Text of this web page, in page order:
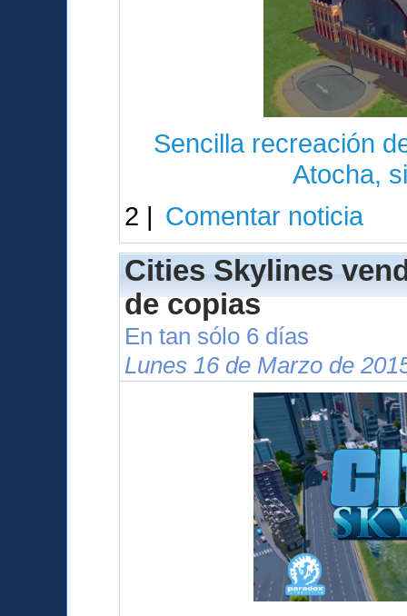
Sencilla recreación
Atocha,
2 | Comentar noticia
Cities Skylines
de copias
En tan sólo 6 días
Lunes 16 de Marzo de